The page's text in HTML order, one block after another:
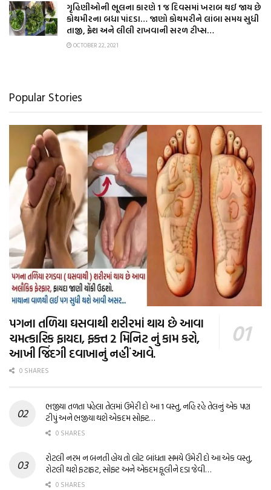
ગૃહિણીઓની ભૂલના કારણે 1 જ દિવસમાં ખરાબ થઈ જાય છે
કોથમીરના બધા પાંદડા… જાણો કોથમરીને લાંબા સમય સુધી
તાજી, ફ્રેશ અને લીલી રાખવાની સરળ ટીપ્સ…
OCTOBER 22, 2021
Popular Stories
પગના તળિયા ઘસવાથી શરીરમાં થાય છે આવા
ચમત્કારિક ફાયદા, ફક્ત 2 મિનિટ નું કામ કરો,
આખી જિંદગી દવાખાનું નહીં આવે.
0 SHARES
ભજીયા તળતા પહેલા તેલમાં ઉમેરી દો આ 1 વસ્તુ, નહિ રહે તેલનું એક પણ
ટીપું અને ભજીયા થશે એકદમ સોફ્ટ…
0 SHARES
રોટલી નરમ ન બનતી હોય તો લોટ બાંધતા સમયે ઉમેરી દો આ એક વસ્તુ,
રોટલી થશે ફટાફટ, સોફ્ટ અને એકદમ ફૂલીને દડા જેવી…
0 SHARES